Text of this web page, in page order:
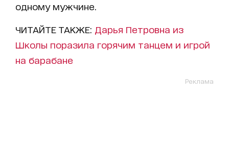
одному мужчине.
ЧИТАЙТЕ ТАКЖЕ: Дарья Петровна из
Школы поразила горячим танцем и игрой
на барабане
Реклама